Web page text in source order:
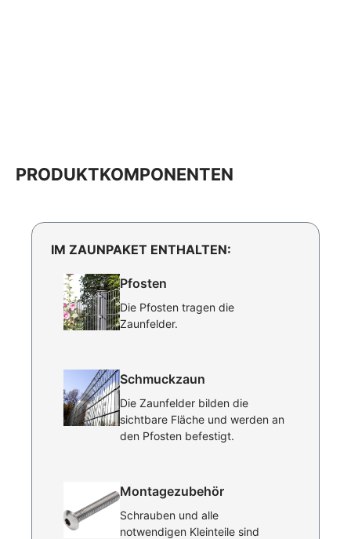
PRODUKTKOMPONENTEN
IM ZAUNPAKET ENTHALTEN:
Pfosten
Die Pfosten tragen die
Zaunfelder.
Schmuckzaun
Die Zaunfelder bilden die
sichtbare Fläche und werden an
den Pfosten befestigt.
Montagezubehör
Schrauben und alle
notwendigen Kleinteile sind